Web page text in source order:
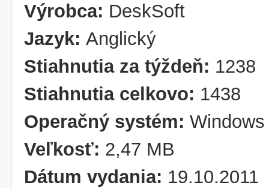
Výrobca: DeskSoft
Jazyk: Anglický
Stiahnutia za týždeň: 1238
Stiahnutia celkovo: 1438
Operačný systém:
Veľkosť: 2,47 MB
Dátum vydania: 19.10.2011